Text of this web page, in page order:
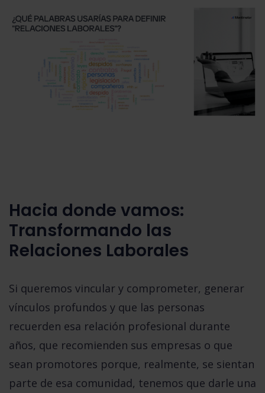
Hacia donde vamos:
Transformando las
Relaciones Laborales
Si queremos vincular y comprometer, generar
vínculos profundos y que las personas
recuerden esa relación profesional durante
años, que recomienden sus empresas o que
sean promotores porque, realmente, se sientan
parte de esa comunidad, tenemos que darle una